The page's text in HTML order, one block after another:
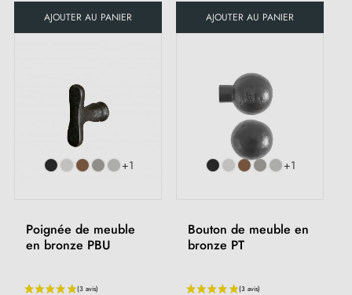
AJOUTER AU PANIER AJOUTER AU PANIER
+1
Poignée de meuble
en bronze PBU
+1
Bouton de meuble en
bronze PT